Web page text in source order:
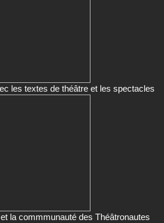
les textes de théâtre et les spectacles
la commmunauté des Théâtronautes